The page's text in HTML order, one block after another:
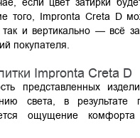
того, Impronta Creta D
так и вертикально — всё
покупателя.
Impronta Creta D
представленных
света, в результате
ощущение